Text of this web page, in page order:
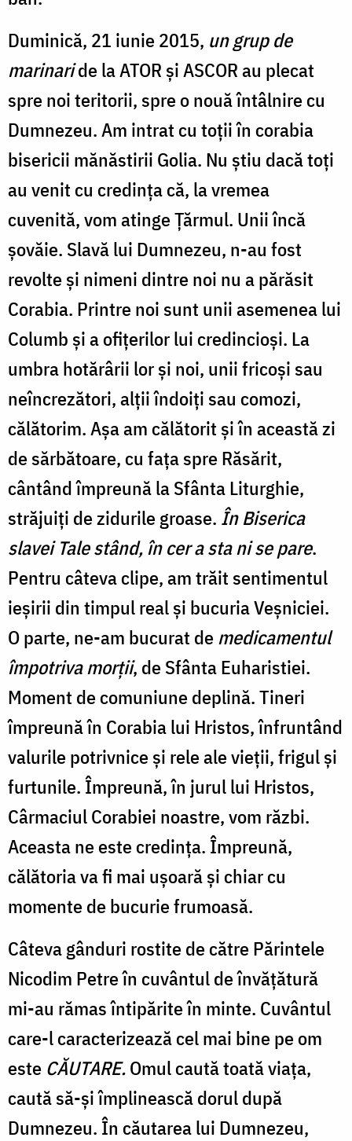
Duminică, 21 iunie 2015, un grup de
marinaride la ATOR și ASCOR au plecat
spre noi teritorii, spre o nouă întâlnire cu
Dumnezeu. Am intrat cu toții în corabia
bisericii mănăstirii Golia. Nu știu dacă toți
au venit cu credința că, la vremea
cuvenită, vom atinge Țărmul. Unii încă
șovăie. Slavă lui Dumnezeu, n-au fost
revolte și nimeni dintre noi nu a părăsit
Corabia. Printre noi sunt unii asemenea lui
Columb și a ofițerilor lui credincioși. La
umbra hotărârii lor și noi, unii fricoși sau
neîncrezători, alții îndoiți sau comozi,
călătorim. Așa am călătorit și în această zi
de sărbătoare, cu fața spre Răsărit,
cântând împreună la Sfânta Liturghie,
străjuiți de zidurile groase. În Biserica
slavei Tale stând, în cer a sta ni se pare.
Pentru câteva clipe, am trăit sentimentul
ieșirii din timpul real și bucuria Veșniciei.
O parte, ne-am bucurat demedicamentul
împotriva morții, de Sfânta Euharistiei.
Moment de comuniune deplină. Tineri
împreună în Corabia lui Hristos, înfruntând
valurile potrivnice și rele ale vieții, frigul și
furtunile. Împreună, în jurul lui Hristos,
Cârmaciul Corabiei noastre, vom răzbi.
Aceasta ne este credința. Împreună,
călătoria va fi mai ușoară și chiar cu
momente de bucurie frumoasă.
Câteva gânduri rostite de către Părintele
Nicodim Petre în cuvântul de învățătură
mi-au rămas întipărite în minte. Cuvântul
care-l caracterizează cel mai bine pe om
este CĂUTARE.Omul caută toată viața,
caută să-și împlinească dorul după
Dumnezeu. În căutarea lui Dumnezeu,